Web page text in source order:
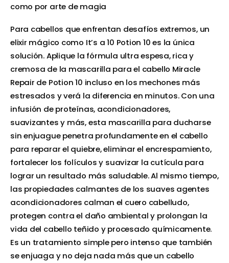
como por arte de magia
Para cabellos que enfrentan desafíos extremos, un
elixir mágico como It’s a 10 Potion 10 es la única
solución. Aplique la fórmula ultra espesa, rica y
cremosa de la mascarilla para el cabello Miracle
Repair de Potion 10 incluso en los mechones más
estresados ​​y verá la diferencia en minutos. Con una
infusión de proteínas, acondicionadores,
suavizantes y más, esta mascarilla para ducharse
sin enjuague penetra profundamente en el cabello
para reparar el quiebre, eliminar el encrespamiento,
fortalecer los folículos y suavizar la cutícula para
lograr un resultado más saludable. Al mismo tiempo,
las propiedades calmantes de los suaves agentes
acondicionadores calman el cuero cabelludo,
protegen contra el daño ambiental y prolongan la
vida del cabello teñido y procesado químicamente.
Es un tratamiento simple pero intenso que también
se enjuaga y no deja nada más que un cabello